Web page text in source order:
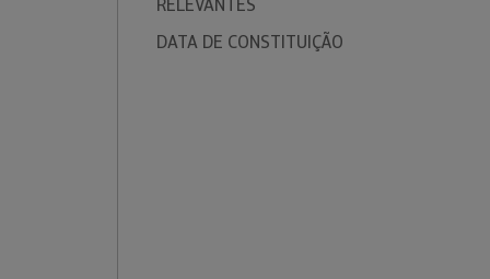
RELEVANTES
DATA DE CONSTITUIÇÃO